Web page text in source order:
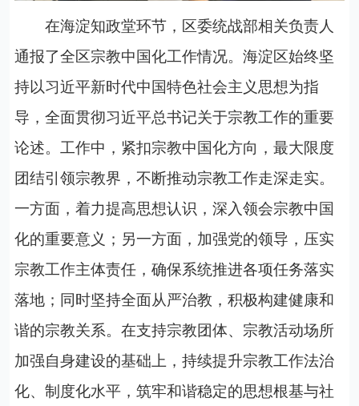
在海淀知政堂环节，区委统战部相关负责人
通报了全区宗教中国化工作情况。海淀区始终坚
持以习近平新时代中国特色社会主义思想为指
导，全面贯彻习近平总书记关于宗教工作的重要
论述。工作中，紧扣宗教中国化方向，最大限度
团结引领宗教界，不断推动宗教工作走深走实。
一方面，着力提高思想认识，深入领会宗教中国
化的重要意义；另一方面，加强党的领导，压实
宗教工作主体责任，确保系统推进各项任务落实
落地；同时坚持全面从严治教，积极构建健康和
谐的宗教关系。在支持宗教团体、宗教活动场所
加强自身建设的基础上，持续提升宗教工作法治
化、制度化水平，筑牢和谐稳定的思想根基与社